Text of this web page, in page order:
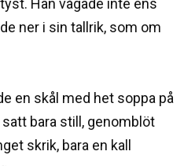
Han vågade inte ens
ner i sin tallrik, som om
en skål med het soppa på
bara still, genomblöt
skrik, bara en kall